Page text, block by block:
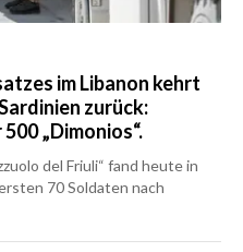
im Libanon kehrt
zurück:
„Dimonios“.
del Friuli“ fand heute in
70 Soldaten nach